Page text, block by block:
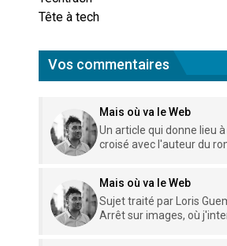
Tête à tech
Vos commentaires
Mais où va le Web
Un article qui donne lieu
croisé avec l'auteur du
Mais où va le Web
Sujet traité par Loris
Arrêt sur images, où